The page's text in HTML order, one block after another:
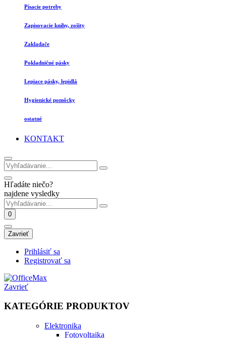
Písacie potreby
Zapisovacie knihy, zošity
Zakladače
Pokladničné pásky
Lepiace pásky, lepidlá
Hygienické pomôcky
ostatné
KONTAKT
Hľadáte niečo?
najdene vysledky
0
Zavrieť
Prihlásiť sa
Registrovať sa
Zavrieť
KATEGÓRIE PRODUKTOV
Elektronika
Fotovoltaika